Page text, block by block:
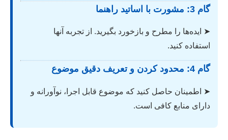
گام 3: مشورت با اساتید راهنما
➤ ایده‌ها را مطرح و بازخورد بگیرید. از تجربه آنها
استفاده کنید.
گام 4: محدود کردن و تعریف دقیق موضوع
➤ اطمینان حاصل کنید که موضوع قابل اجرا، نوآورانه و
دارای منابع کافی است.